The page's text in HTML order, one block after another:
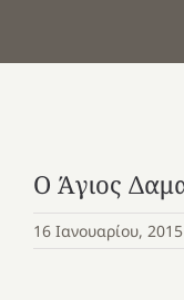
Ο Άγιος
16 Ιανουαρίου, 2015